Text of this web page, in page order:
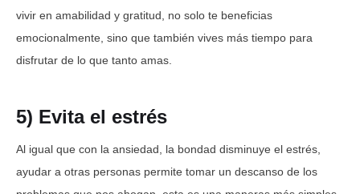
vivir en amabilidad y gratitud, no solo te beneficias
emocionalmente, sino que también vives más tiempo para
disfrutar de lo que tanto amas.
5) Evita el estrés
Al igual que con la ansiedad, la bondad disminuye el estrés,
ayudar a otras personas permite tomar un descanso de los